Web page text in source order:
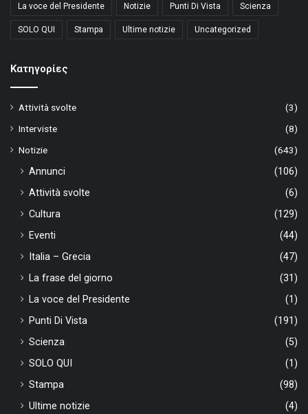
La voce del Presidente Notizie Punti Di Vista Scienza
SOLO QUI Stampa Ultime notizie Uncategorized
Kατηγορίες
Attività svolte
(3)
Interviste
(8)
Notizie
(643)
Annunci
(106)
Attività svolte
(6)
Cultura
(129)
Eventi
(44)
Italia – Grecia
(47)
La frase del giorno
(31)
La voce del Presidente
(1)
Punti Di Vista
(191)
Scienza
(5)
SOLO QUI
(1)
Stampa
(98)
Ultime notizie
(4)